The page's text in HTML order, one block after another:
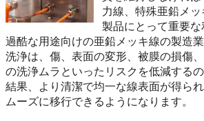
力線、特殊亜鉛メ
製品にとって重要な
過酷な用途向けの亜鉛メッキ線の製造
洗浄は、傷、表面の変形、被膜の損傷
の洗浄ムラといったリスクを低減する
結果、より清潔で均一な線表面が得ら
ムーズに移行できるようになります。